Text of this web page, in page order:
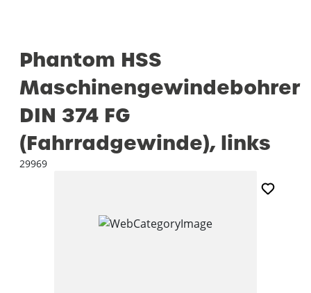
Phantom HSS
Maschinengewindebohrer
DIN 374 FG
(Fahrradgewinde), links
29969